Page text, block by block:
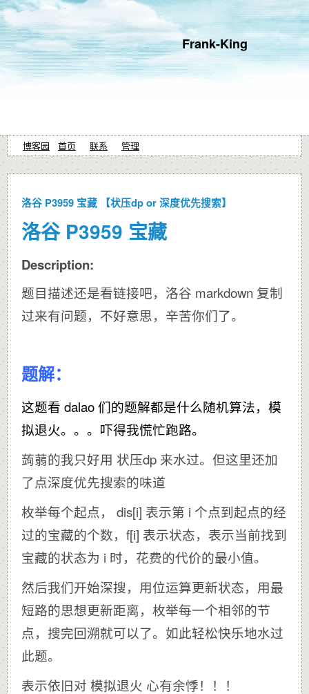
Frank-King
博客园 首页 联系 管理
洛谷 P3959 宝藏 【状压dp or 深度优先搜索】
洛谷 P3959 宝藏
Description:
题目描述还是看链接吧，洛谷 markdown 复制
过来有问题，不好意思，辛苦你们了。
题解：
这题看 dalao 们的题解都是什么随机算法，模
拟退火。。。吓得我慌忙跑路。
蒟蒻的我只好用 状压dp 来水过。但这里还加
了点深度优先搜索的味道
枚举每个起点， dis[i] 表示第 i 个点到起点的经
过的宝藏的个数，f[i] 表示状态，表示当前找到
宝藏的状态为 i 时，花费的代价的最小值。
然后我们开始深搜，用位运算更新状态，用最
短路的思想更新距离，枚举每一个相邻的节
点，搜完回溯就可以了。如此轻松快乐地水过
此题。
表示依旧对 模拟退火 心有余悸！！！